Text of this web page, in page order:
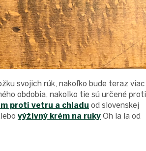
svojich rúk, nakoľko bude teraz viac
obdobia, nakoľko tie sú určené proti
proti vetru a chladu od slovenskej
výživný krém na ruky Oh la la od